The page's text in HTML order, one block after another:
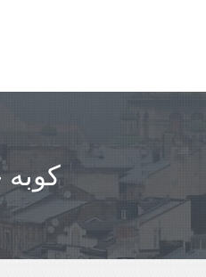
مباعدة KAGOSHIMA-SHI - كوبه